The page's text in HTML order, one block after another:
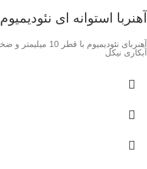
آهنربا استوانه ای نئودیمیوم 10*10
آبکاری نیکل